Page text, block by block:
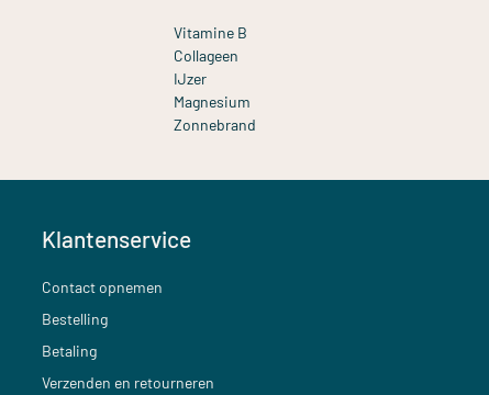
Vitamine B
Collageen
IJzer
Magnesium
Zonnebrand
Klantenservice
Contact opnemen
Bestelling
Betaling
Verzenden en retourneren